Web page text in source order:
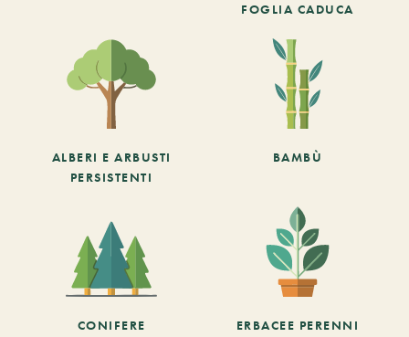
FOGLIA CADUCA
ALBERI E ARBUSTI
PERSISTENTI
BAMBÙ
CONIFERE ERBACEE PERENNI